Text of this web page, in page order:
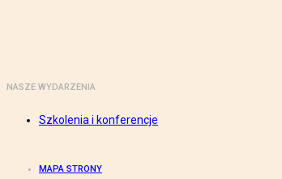
NASZE WYDARZENIA
Szkolenia i konferencje
MAPA STRONY